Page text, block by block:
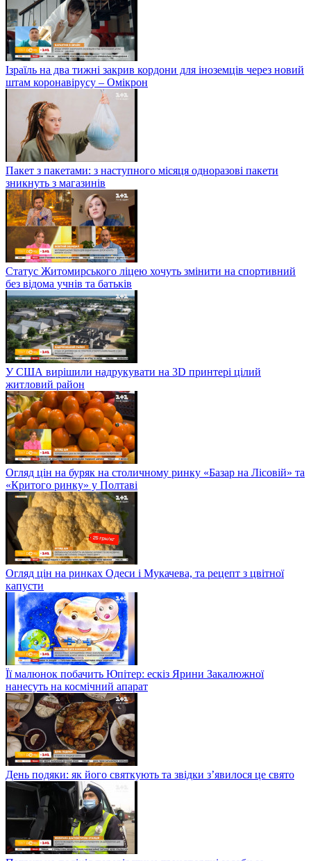
Ізраїль на два тижні закрив кордони для іноземців через новий
штам коронавірусу – Омікрон
Пакет з пакетами: з наступного місяця одноразові пакети
зникнуть з магазинів
Статус Житомирського ліцею хочуть змінити на спортивний
без відома учнів та батьків
У США вирішили надрукувати на 3D принтері цілий
житловий район
Огляд цін на буряк на столичному ринку «Базар на Лісовій» та
«Критого ринку» у Полтаві
Огляд цін на ринках Одеси і Мукачева, та рецепт з цвітної
капусти
Її малюнок побачить Юпітер: ескіз Ярини Закалюжної
нанесуть на космічний апарат
День подяки: як його святкують та звідки з’явилося це свято